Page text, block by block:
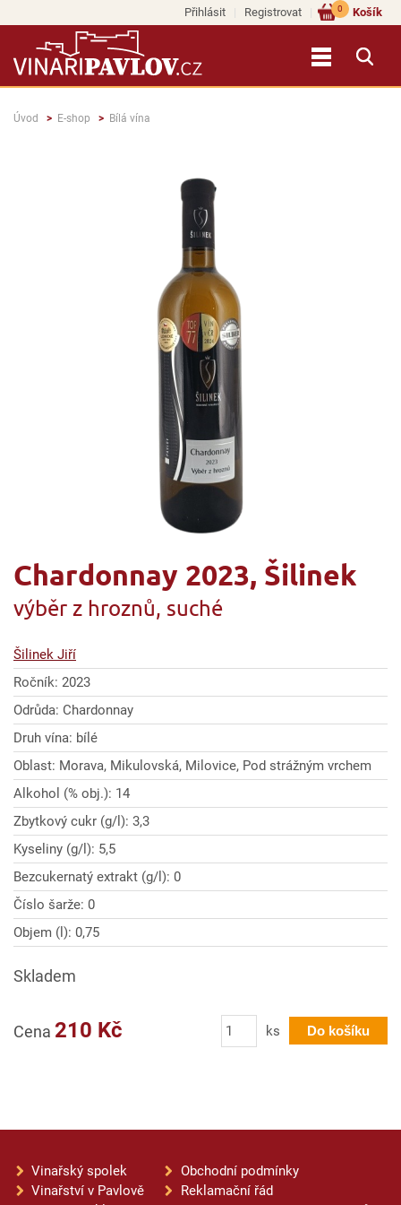
Přihlásit Registrovat Košík
0
Úvod E-shop Bílá vína
Chardonnay 2023, Šilinek
výběr z hroznů, suché
Šilinek Jiří
Ročník: 2023
Odrůda: Chardonnay
Druh vína: bílé
Oblast: Morava, Mikulovská, Milovice, Pod strážným vrchem
Alkohol (% obj.): 14
Zbytkový cukr (g/l): 3,3
Kyseliny (g/l): 5,5
Bezcukernatý extrakt (g/l): 0
Číslo šarže: 0
Objem (l): 0,75
Skladem
Cena 210 Kč Počet ks Do košíku
Vinařský spolek
Vinařství v Pavlově
Obchodní podmínky
Reklamační řád